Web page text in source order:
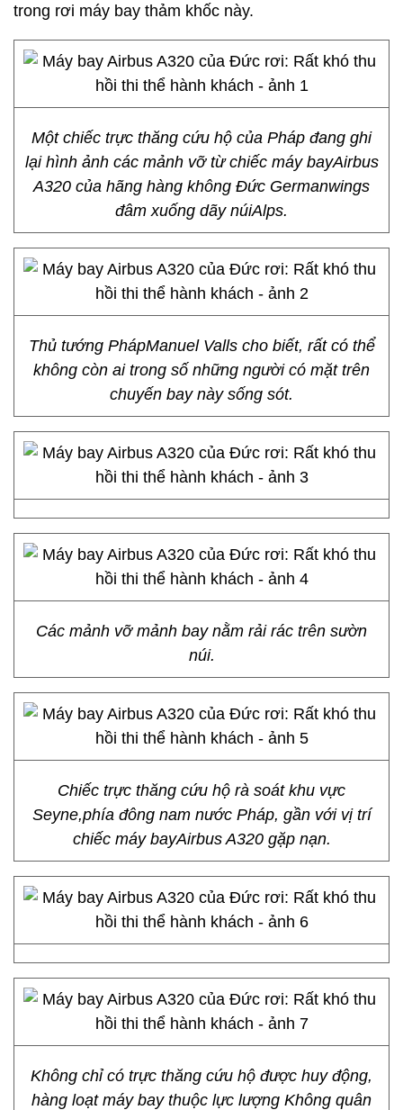
trong rơi máy bay thảm khốc này.
Một chiếc trực thăng cứu hộ của Pháp đang ghi
lại hình ảnh các mảnh vỡ từ chiếc máy bayAirbus
A320 của hãng hàng không Đức Germanwings
đâm xuống dãy núiAlps.
Thủ tướng PhápManuel Valls cho biết, rất có thể
không còn ai trong số những người có mặt trên
chuyến bay này sống sót.
Các mảnh vỡ mảnh bay nằm rải rác trên sườn
núi.
Chiếc trực thăng cứu hộ rà soát khu vực
Seyne,phía đông nam nước Pháp, gần với vị trí
chiếc máy bayAirbus A320 gặp nạn.
Không chỉ có trực thăng cứu hộ được huy động,
hàng loạt máy bay thuộc lực lượng Không quân